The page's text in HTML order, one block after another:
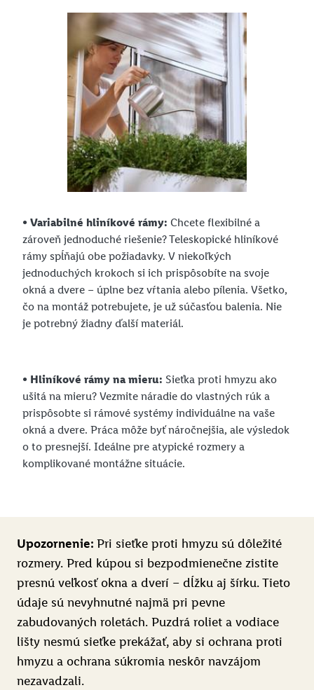
• Variabilné hliníkové rámy: Chcete flexibilné a
zároveň jednoduché riešenie? Teleskopické hliníkové
rámy spĺňajú obe požiadavky. V niekoľkých
jednoduchých krokoch si ich prispôsobíte na svoje
okná a dvere – úplne bez vŕtania alebo pílenia. Všetko,
čo na montáž potrebujete, je už súčasťou balenia. Nie
je potrebný žiadny ďalší materiál.
• Hliníkové rámy na mieru: Sieťka proti hmyzu ako
ušitá na mieru? Vezmite náradie do vlastných rúk a
prispôsobte si rámové systémy individuálne na vaše
okná a dvere. Práca môže byť náročnejšia, ale výsledok
o to presnejší. Ideálne pre atypické rozmery a
komplikované montážne situácie.
Upozornenie: Pri sieťke proti hmyzu sú dôležité
rozmery. Pred kúpou si bezpodmienečne zistite
presnú veľkosť okna a dverí – dĺžku aj šírku. Tieto
údaje sú nevyhnutné najmä pri pevne
zabudovaných roletách. Puzdrá roliet a vodiace
lišty nesmú sieťke prekážať, aby si ochrana proti
hmyzu a ochrana súkromia neskôr navzájom
nezavadzali.